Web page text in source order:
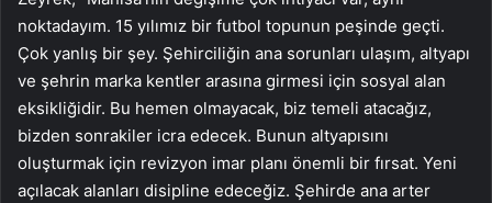
noktadayım. 15 yılımız bir futbol topunun peşinde geçti.
Çok yanlış bir şey. Şehirciliğin ana sorunları ulaşım, altyapı
ve şehrin marka kentler arasına girmesi için sosyal alan
eksikliğidir. Bu hemen olmayacak, biz temeli atacağız,
bizden sonrakiler icra edecek. Bunun altyapısını
oluşturmak için revizyon imar planı önemli bir fırsat. Yeni
açılacak alanları disipline edeceğiz. Şehirde ana arter